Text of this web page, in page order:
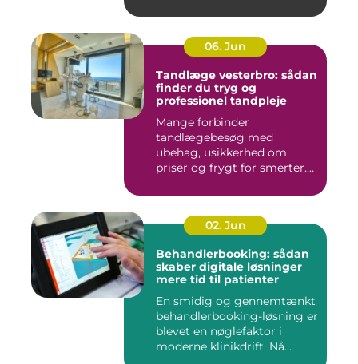
06. Jun
Tandlæge vesterbro: sådan
finder du tryg og
professionel tandpleje
Mange forbinder
tandlægebesøg med
ubehag, usikkerhed om
priser og frygt for smerter.
02. Jun
Behandlerbooking: sådan
skaber digitale løsninger
mere tid til patienter
En smidig og gennemtænkt
behandlerbooking-løsning er
blevet en nøglefaktor i
moderne klinikdrift. Nå...